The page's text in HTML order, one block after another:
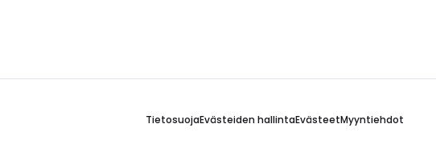
TietosuojaEvästeiden hallintaEvästeetMyyntiehdot